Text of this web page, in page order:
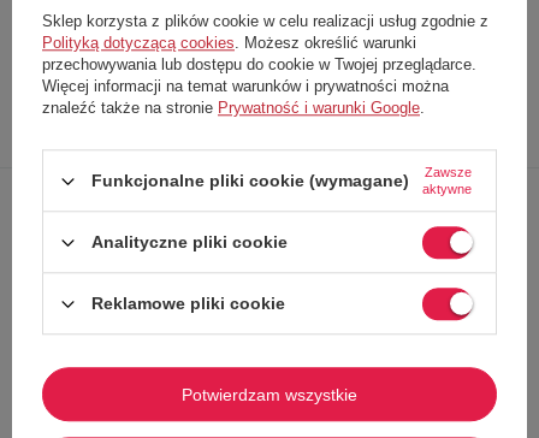
Producent
Arena
Kod produktu
2A262405
Opis
Dokładne
Zapytaj o
Napisz
Jednoczęściowy model, bardzo dobrze sprawdza się podczas
intensywnego treningu
Uszyty z lekkiej i elastycznej tkaninybardzo dobrze przylega do
odporność na działanie chloru,
promieniowania UVoraz suszenie w suszarce
Dzięki temu strój może być noszony, nie tylko na krytej pływalni, ale
i nad morzem, bez obawy o szybkie zniszczenie materiału
ROZMIARY PRODUCENTA -F8-9 I8-9 D128 USA24 UK24 AUS8-9
Sklep korzysta z plików cookie w celu realizacji usług zgodnie z
Polityką dotyczącą cookies. Możesz określić warunki
przechowywania lub dostępu do cookie w Twojej przeglądarce.
Więcej informacji na temat warunków i prywatności można
znaleźć także na stronie Prywatność i warunki Google.
Funkcjonalne pliki cookie (wymagane)
Zawsze
aktywne
Analityczne pliki cookie
Reklamowe pliki cookie
Potwierdzam wszystkie